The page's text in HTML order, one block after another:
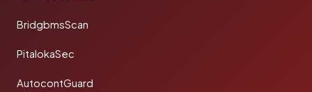
BridgbmsScan
PitalokaSec
AutocontGuard